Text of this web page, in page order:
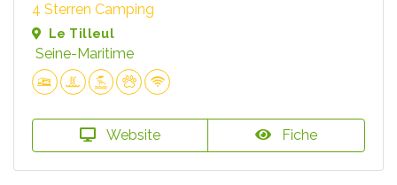
4 Sterren Camping
Le Tilleul
Seine-Maritime
Website Fiche